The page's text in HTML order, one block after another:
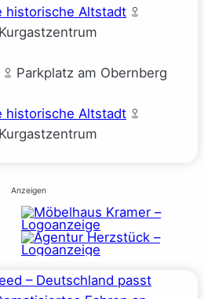
historische Altstadt
Parkplatz am Obernberg
historische Altstadt
Anzeigen